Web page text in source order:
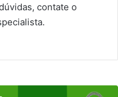
contate o